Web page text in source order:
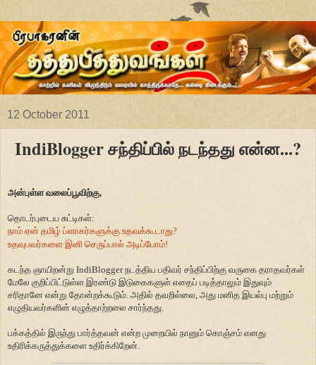
12 October 2011
IndiBlogger சந்திப்பில் நடந்தது என்ன...?
அன்புள்ள வலைப்பூவிற்கு,
தொடர்புடைய சுட்டிகள்:
நாம் ஏன் தமிழ் ப்ளாகர்களுக்கு உதவக்கூடாது?
உதவுபவர்களை இனி செருப்பால் அடிப்போம்!
கடந்த ஞாயிறன்று IndiBlogger நடத்திய பதிவர் சந்திப்பிற்கு வருகை தராதவர்கள்
மேலே குறிப்பிட்டுள்ள இரண்டு இடுகைகளுள் எதைப் படித்தாலும் இதுவும்
சரிதானே என்று தோன்றக்கூடும். அதில் தவறில்லை, அது மனித இயல்பு மற்றும்
எழுதியவர்களின் எழுத்தாற்றலை சார்ந்தது.
பக்கத்தில் இருந்து பார்த்தவன் என்ற முறையில் நானும் கொஞ்சம் எனது
உதிரிக்கருத்துக்களை உதிர்க்கிறேன்.